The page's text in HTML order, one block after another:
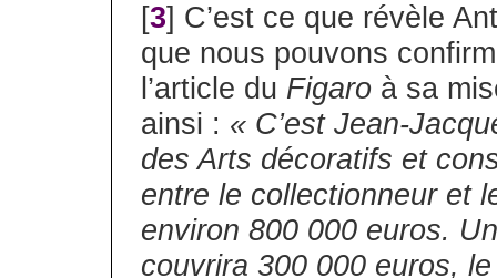
[3] C’est ce que révèle
que nous pouvons
l’article du Figaro à sa
ainsi : « C’est Jean-
des Arts décoratifs et
entre le collectionneur et
environ 800 000 euros.
couvrira 300 000 euros,